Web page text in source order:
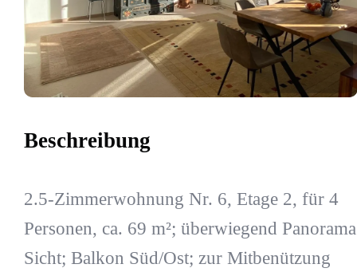
Beschreibung
2.5-Zimmerwohnung Nr. 6, Etage 2, für 4
Personen, ca. 69 m²; überwiegend Panorama
Sicht; Balkon Süd/Ost; zur Mitbenützung